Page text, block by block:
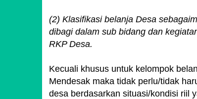
(2) Klasifikasi belanja Desa
dibagi dalam sub bidang dan
RKP Desa.
Kecuali khusus untuk kelompok
Mendesak maka tidak perlu/tidak
desa berdasarkan situasi/kondisi riil